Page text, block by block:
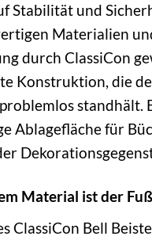
Stabilität und
Materialien
durch ClassiCon
Konstruktion, die
standhält.
Ablagefläche für
Material ist der
ClassiCon Bell